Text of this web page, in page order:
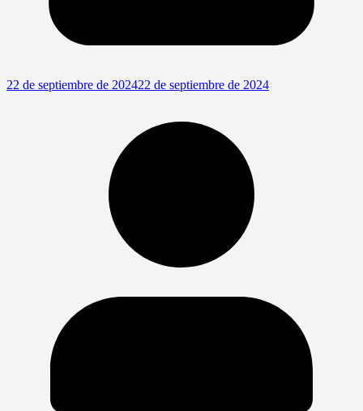
22 de septiembre de 202422 de septiembre de 2024